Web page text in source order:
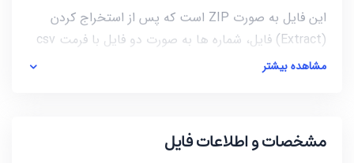
این فایل به صورت ZIP است که پس از استخراج کردن
(Extract) فایل، شماره ها به صورت دو فایل با فرمت csv
شده که در مجموع شامل 49944 عدد شماره موبایل هست
مشاهده بیشتر
مشخصات و اطلاعات فایل